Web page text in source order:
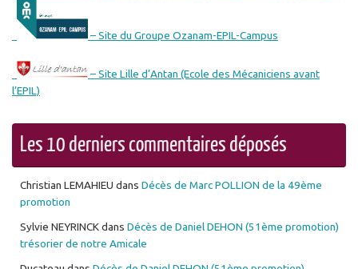
– Site du Groupe Ozanam-EPIL-Campus
– Site Lille d’Antan (Ecole des Mécaniciens avant
l’EPIL)
Les 10 derniers commentaires déposés
Christian LEMAHIEU dans Décès de Marc POLLION de la 49ème
promotion
Sylvie NEYRINCKdans Décès de Daniel DEHON (51ème promotion)
trésorier de notre Amicale